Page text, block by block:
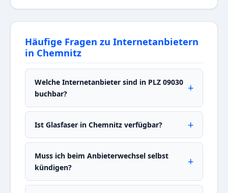
Häufige Fragen zu Internetanbietern
in Chemnitz
Welche Internetanbieter sind in PLZ 09030
buchbar?
Ist Glasfaser in Chemnitz verfügbar?
Muss ich beim Anbieterwechsel selbst
kündigen?